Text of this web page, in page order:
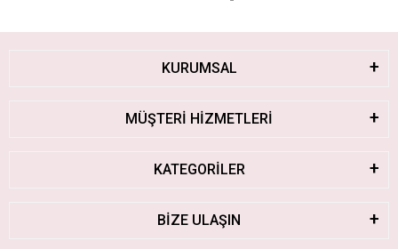
KURUMSAL
MÜŞTERİ HİZMETLERİ
KATEGORİLER
BİZE ULAŞIN